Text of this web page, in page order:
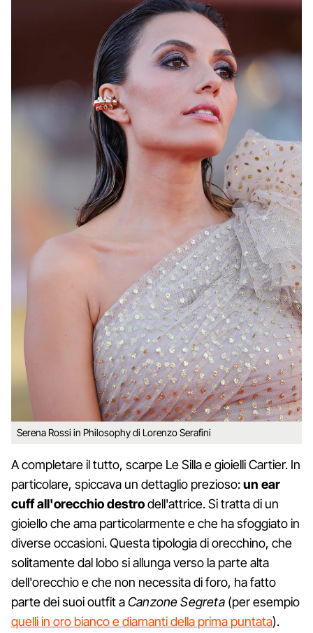
Serena Rossi in Philosophy di Lorenzo Serafini
A completare il tutto, scarpe Le Silla e gioielli Cartier. In
particolare, spiccava un dettaglio prezioso:un ear
cuff all'orecchio destrodell'attrice. Si tratta di un
gioiello che ama particolarmente e che ha sfoggiato in
diverse occasioni. Questa tipologia di orecchino, che
solitamente dal lobo si allunga verso la parte alta
dell'orecchio e che non necessita di foro, ha fatto
parte dei suoi outfit aCanzone Segreta(per esempio
quelli in oro bianco e diamanti della prima puntata).